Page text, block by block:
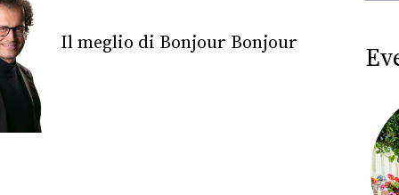
Il meglio di Bonjour Bonjour